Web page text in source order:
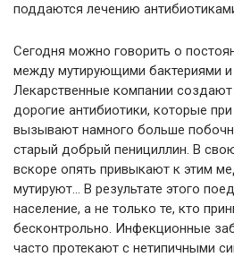
поддаются лечению
Сегодня можно говорить о
между мутирующими бактериями
Лекарственные компании
дорогие антибиотики, которые
вызывают намного больше
старый добрый пенициллин. В
вскоре опять привыкают к этим
мутируют… В результате этого
население, а не только те, кто
бесконтрольно. Инфекционные
часто протекают с нетипичными